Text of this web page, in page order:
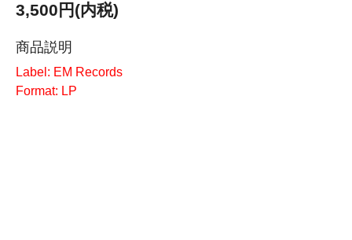
3,500円(内税)
商品説明
Label: EM Records
Format: LP